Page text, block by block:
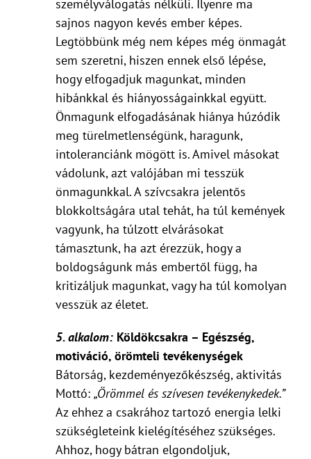
személyválogatás nélküli. Ilyenre ma
sajnos nagyon kevés ember képes.
Legtöbbünk még nem képes még önmagát
sem szeretni, hiszen ennek első lépése,
hogy elfogadjuk magunkat, minden
hibánkkal és hiányosságainkkal együtt.
Önmagunk elfogadásának hiánya húzódik
meg türelmetlenségünk, haragunk,
intoleranciánk mögött is. Amivel másokat
vádolunk, azt valójában mi tesszük
önmagunkkal. A szívcsakra jelentős
blokkoltságára utal tehát, ha túl kemények
vagyunk, ha túlzott elvárásokat
támasztunk, ha azt érezzük, hogy a
boldogságunk más embertől függ, ha
kritizáljuk magunkat, vagy ha túl komolyan
vesszük az életet.
5. alkalom:Köldökcsakra – Egészség,
motiváció, örömteli tevékenységek
Bátorság, kezdeményezőkészség, aktivitás
Mottó: „Örömmel és szívesen tevékenykedek.”
Az ehhez a csakrához tartozó energia lelki
szükségleteink kielégítéséhez szükséges.
Ahhoz, hogy bátran elgondoljuk,